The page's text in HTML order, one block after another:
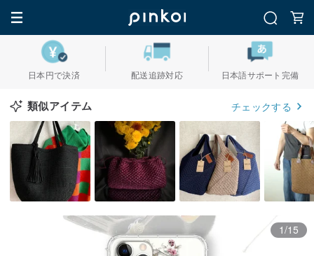
日本円で決済 配送追跡対応 日本語サポート完備
類似アイテム チェックする
1/15